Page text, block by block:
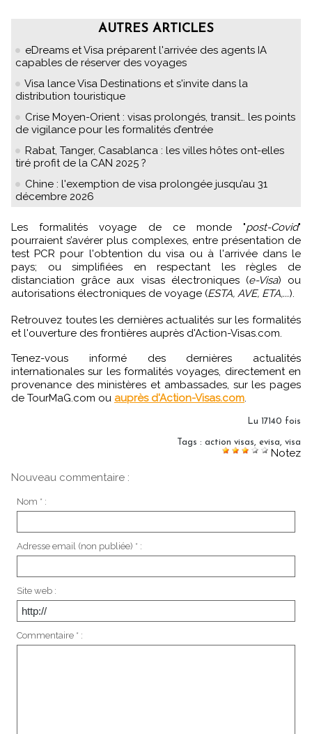
AUTRES ARTICLES
eDreams et Visa préparent l'arrivée des agents IA
capables de réserver des voyages
Visa lance Visa Destinations et s'invite dans la
distribution touristique
Crise Moyen-Orient : visas prolongés, transit… les points
de vigilance pour les formalités d’entrée
Rabat, Tanger, Casablanca : les villes hôtes ont-elles
tiré profit de la CAN 2025 ?
Chine : l'exemption de visa prolongée jusqu’au 31
décembre 2026
Les formalités voyage de ce monde "post-Covid"
pourraient s’avérer plus complexes, entre présentation de
test PCR pour l'obtention du visa ou à l'arrivée dans le
pays; ou simplifiées en respectant les règles de
distanciation grâce aux visas électroniques (e-Visa) ou
autorisations électroniques de voyage (ESTA, AVE, ETA,...).
Retrouvez toutes les dernières actualités sur les formalités
et l'ouverture des frontières auprès d'Action-Visas.com.
Tenez-vous informé des dernières actualités
internationales sur les formalités voyages, directement en
provenance des ministères et ambassades, sur les pages
de TourMaG.com ou auprès d'Action-Visas.com
Lu 17140 fois
Tags : action visas evisa visa
Notez
Nouveau commentaire :
Nom * :
Adresse email (non publiée) * :
Site web :
Commentaire * :